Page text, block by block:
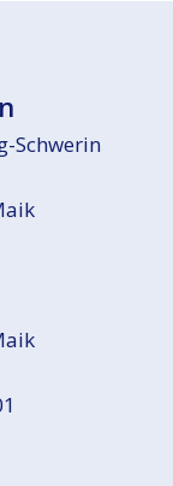
Schwerin